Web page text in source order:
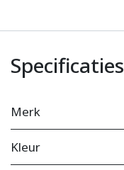
Specificaties
Merk
Kleur